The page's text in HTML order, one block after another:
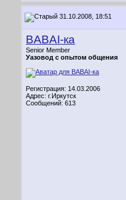
31.10.2008, 18:51
BABAI-ка
Senior Member
Уазовод с опытом общения
Регистрация: 14.03.2006
Адрес: г.Иркутск
Сообщений: 613